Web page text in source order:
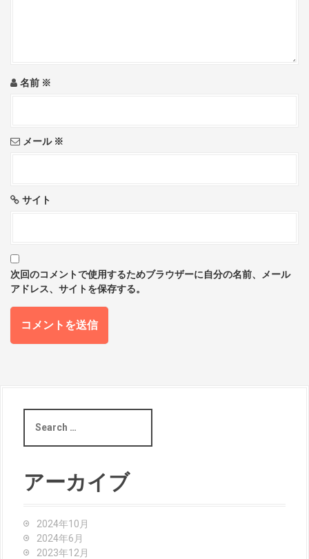
o名前 ※
メール ※
サイト
次回のコメントで使用するためブラウザーに自分の名前、メール
アドレス、サイトを保存する。
a
c
h
アーカイブ
2024年10月
2024年6月
2023年12月